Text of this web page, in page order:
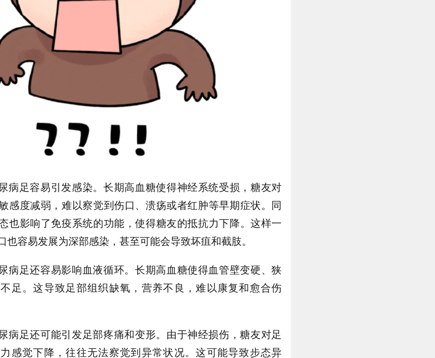
病足容易引发感染。长期高血糖使得神经系统受损，糖友对
感度减弱，难以察觉到伤口、溃疡或者红肿等早期症状。同
也影响了免疫系统的功能，使得糖友的抵抗力下降。这样一
也容易发展为深部感染，甚至可能会导致坏疽和截肢。
病足还容易影响血液循环。长期高血糖使得血管壁变硬、狭
足。这导致足部组织缺氧，营养不良，难以康复和愈合伤
病足还可能引发足部疼痛和变形。由于神经损伤，糖友对足
感觉下降，往往无法察觉到异常状况。这可能导致步态异